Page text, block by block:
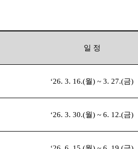
일 정
‘26. 3. 16.(월) ~ 3. 27.(금)
‘26. 3. 30.(월) ~ 6. 12.(금)